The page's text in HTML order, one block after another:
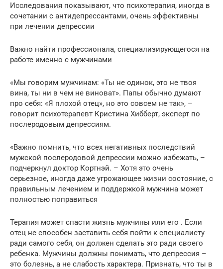
Исследования показывают, что психотерапия, иногда в
сочетании с антидепрессантами, очень эффективны
при лечении депрессии
Важно найти профессионала, специализирующегося на
работе именно с мужчинами
«Мы говорим мужчинам: «Ты не одинок, это не твоя
вина, ты ни в чем не виноват». Папы обычно думают
про себя: «Я плохой отец», но это совсем не так», –
говорит психотерапевт Кристина Хибберт, эксперт по
послеродовым депрессиям.
«Важно помнить, что всех негативных последствий
мужской послеродовой депрессии можно избежать, –
подчеркнул доктор Кортнэй. – Хотя это очень
серьезное, иногда даже угрожающее жизни состояние, с
правильным лечением и поддержкой мужчина может
полностью поправиться
Терапия может спасти жизнь мужчины или его . Если
отец не способен заставить себя пойти к специалисту
ради самого себя, он должен сделать это ради своего
ребенка. Мужчины должны понимать, что депрессия –
это болезнь, а не слабость характера. Признать, что ты в